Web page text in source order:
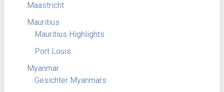
Maastricht
Mauritius
Mauritius Highlights
Port Louis
Myanmar
Gesichter Myanmars